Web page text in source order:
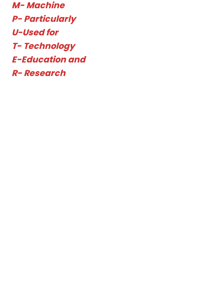
M- Machine
P- Particularly
U-Used for
T- Technology
E-Education and
R- Research